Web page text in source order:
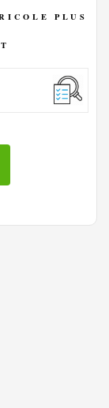
PLUS